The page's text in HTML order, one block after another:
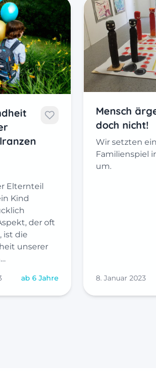
Elternteil
Kind
der oft
ist die
unserer
ab 6 Jahre
Mensch
doch nicht!
Wir setzten
Familienspiel
um.
8. Januar 2023